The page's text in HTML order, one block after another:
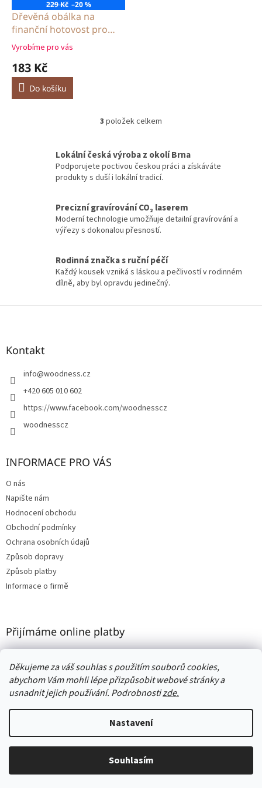
Děkujeme za váš souhlas s použitím souborů cookies,
abychom Vám mohli lépe přizpůsobit webové stránky a
usnadnit jejich používání. Podrobnostizde.
Nastavení
Souhlasím
229 Kč –20 %
Dřevěná obálka na
finanční hotovost pro
novomanžele
Průměrné
hodnocení
produktu
5,0
Vyrobíme pro vás
183 Kč
Do košíku
O
l
á
d
a
í
p
r
v
y
v
ý
i
3 položek celkem
Lokální česká výroba z okolí Brna
Podporujete poctivou českou práci a získáváte
produkty s duší i lokální tradicí.
Precizní gravírování CO₂ laserem
Moderní technologie umožňuje detailní gravírování a
výřezy s dokonalou přesností.
Rodinná značka s ruční péčí
Každý kousek vzniká s láskou a pečlivostí v rodinném
dílně, aby byl opravdu jedinečný.
Z
Kontakt
info@woodness.cz
+420 605 010 602
https://www.facebook.com/woodnesscz
woodnesscz
INFORMACE PRO VÁS
O nás
Napište nám
Hodnocení obchodu
Obchodní podmínky
Ochrana osobních údajů
Způsob dopravy
Způsob platby
Informace o firmě
Přijímáme online platby
Vytvořil Shoptet
Copyright 2026Woodness. Všechna práva vyhrazena.Upravit
nastavení cookies